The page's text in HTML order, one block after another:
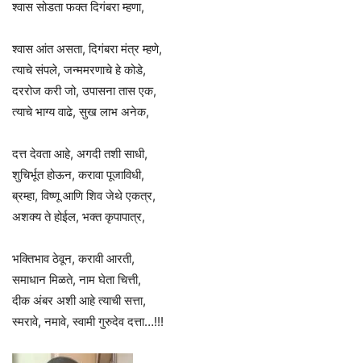
श्वास सोडता फक्त दिगंबरा म्हणा,
श्वास आंत असता, दिगंबरा मंत्र म्हणे,
त्याचे संपले, जन्ममरणाचे हे कोडे,
दररोज करी जो, उपासना तास एक,
त्याचे भाग्य वाढे, सुख लाभ अनेक,
दत्त देवता आहे, अगदी तशी साधी,
शुचिर्भूत होऊन, करावा पूजाविधी,
ब्रम्हा, विष्णू आणि शिव जेथे एकत्र,
अशक्य ते होईल, भक्त कृपापात्र,
भक्तिभाव ठेवून, करावी आरती,
समाधान मिळते, नाम घेता चित्ती,
दीक अंबर अशी आहे त्याची सत्ता,
स्मरावे, नमावे, स्वामी गुरुदेव दत्ता…!!!